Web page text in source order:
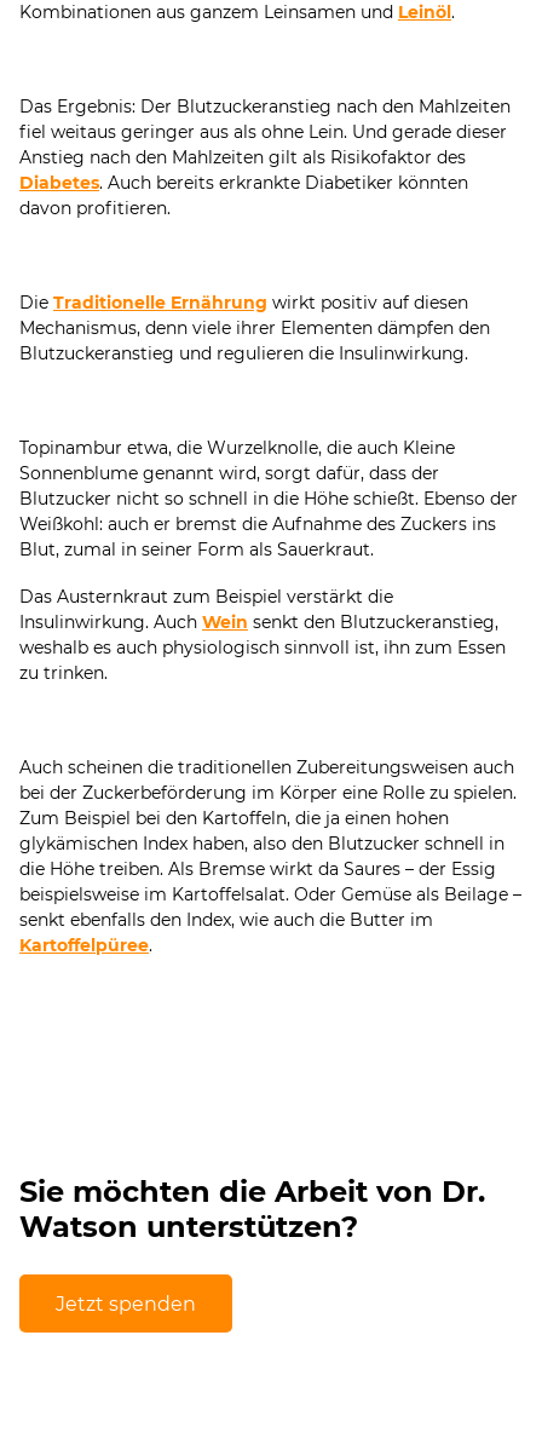
Kombinationen aus ganzem Leinsamen und Leinöl.
Das Ergebnis: Der Blutzuckeranstieg nach den Mahlzeiten
fiel weitaus geringer aus als ohne Lein. Und gerade dieser
Anstieg nach den Mahlzeiten gilt als Risikofaktor des
Diabetes. Auch bereits erkrankte Diabetiker könnten
davon profitieren.
Die Traditionelle Ernährung wirkt positiv auf diesen
Mechanismus, denn viele ihrer Elementen dämpfen den
Blutzuckeranstieg und regulieren die Insulinwirkung.
Topinambur etwa, die Wurzelknolle, die auch Kleine
Sonnenblume genannt wird, sorgt dafür, dass der
Blutzucker nicht so schnell in die Höhe schießt. Ebenso der
Weißkohl: auch er bremst die Aufnahme des Zuckers ins
Blut, zumal in seiner Form als Sauerkraut.
Das Austernkraut zum Beispiel verstärkt die
Insulinwirkung. Auch Wein senkt den Blutzuckeranstieg,
weshalb es auch physiologisch sinnvoll ist, ihn zum Essen
zu trinken.
Auch scheinen die traditionellen Zubereitungsweisen auch
bei der Zuckerbeförderung im Körper eine Rolle zu spielen.
Zum Beispiel bei den Kartoffeln, die ja einen hohen
glykämischen Index haben, also den Blutzucker schnell in
die Höhe treiben. Als Bremse wirkt da Saures – der Essig
beispielsweise im Kartoffelsalat. Oder Gemüse als Beilage –
senkt ebenfalls den Index, wie auch die Butter im
Kartoffelpüree.
Sie möchten die Arbeit von Dr.
Watson unterstützen?
Jetzt spenden